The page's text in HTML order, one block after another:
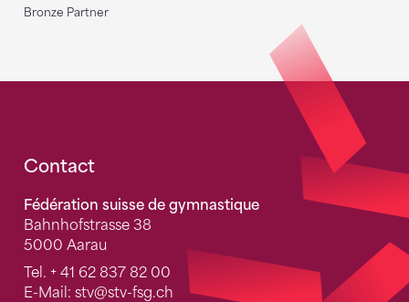
Bronze Partner
Fusszeile
Contact
Fédération suisse de gymnastique
Bahnhofstrasse 38
5000 Aarau
Tel. + 41 62 837 82 00
E-Mail: stv@stv-fsg.ch